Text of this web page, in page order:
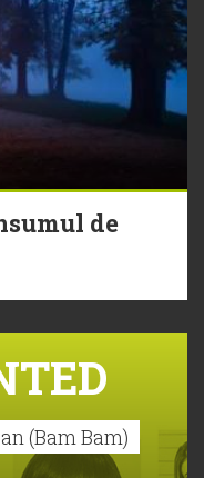
de
(Bam Bam)